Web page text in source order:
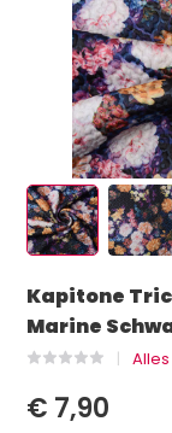
Kapitone
Marine
€ 7,90